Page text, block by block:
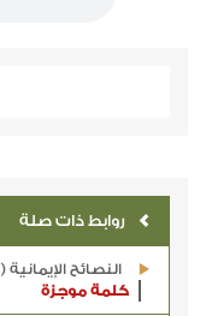
روابط ذات صلة
النصائح الإيمانية (141) [سلامة القلب واللسان وفسادهما]
كلمة موجزة